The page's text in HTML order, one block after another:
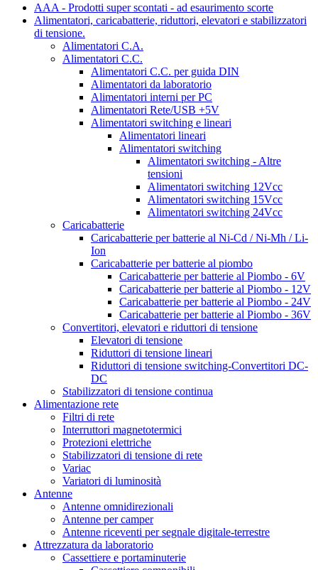
AAA - Prodotti super scontati - ad esaurimento scorte
Alimentatori, caricabatterie, riduttori, elevatori e stabilizzatori
di tensione.
Alimentatori C.A.
Alimentatori C.C.
Alimentatori C.C. per guida DIN
Alimentatori da laboratorio
Alimentatori interni per PC
Alimentatori Rete/USB +5V
Alimentatori switching e lineari
Alimentatori lineari
Alimentatori switching
Alimentatori switching - Altre
tensioni
Alimentatori switching 12Vcc
Alimentatori switching 15Vcc
Alimentatori switching 24Vcc
Caricabatterie
Caricabatterie per batterie al Ni-Cd / Ni-Mh / Li-
Ion
Caricabatterie per batterie al piombo
Caricabatterie per batterie al Piombo - 6V
Caricabatterie per batterie al Piombo - 12V
Caricabatterie per batterie al Piombo - 24V
Caricabatterie per batterie al Piombo - 36V
Convertitori, elevatori e riduttori di tensione
Elevatori di tensione
Riduttori di tensione lineari
Riduttori di tensione switching-Convertitori DC-
DC
Stabilizzatori di tensione continua
Alimentazione rete
Filtri di rete
Interruttori magnetotermici
Protezioni elettriche
Stabilizzatori di tensione di rete
Variac
Variatori di luminosità
Antenne
Antenne omnidirezionali
Antenne per camper
Antenne riceventi per segnale digitale-terrestre
Attrezzatura da laboratorio
Cassettiere e portaminuterie